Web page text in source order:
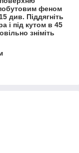
феном
див. Піддягніть
і під кутом в 45
зніміть